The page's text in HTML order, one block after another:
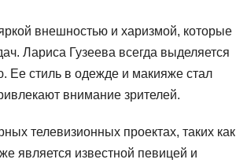
внешностью и харизмой, которые
Лариса Гузеева всегда выделяется
Ее стиль в одежде и макияже стал
внимание зрителей.
телевизионных проектах, таких как
является известной певицей и